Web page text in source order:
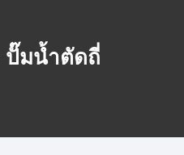
ปั๊มน้ำตัดถี่